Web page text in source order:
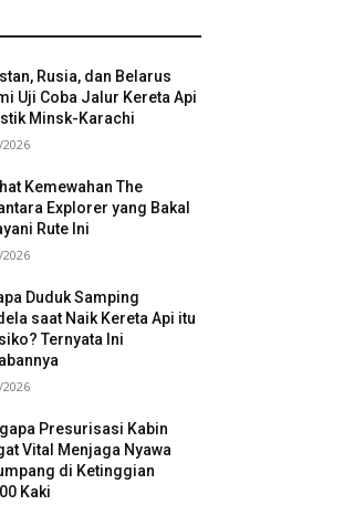
Rusia, dan Belarus
Uji Coba Jalur Kereta Api
Minsk-Karachi
Kemewahan The
Explorer yang Bakal
Rute Ini
Duduk Samping
saat Naik Kereta Api itu
Ternyata Ini
Presurisasi Kabin
Vital Menjaga Nyawa
di Ketinggian
Kaki